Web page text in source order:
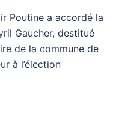
Poutine a accordé la
Gaucher, destitué
de la commune de
à l’élection